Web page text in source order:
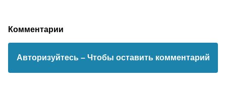
Комментарии
Авторизуйтесь – Чтобы оставить комментарий